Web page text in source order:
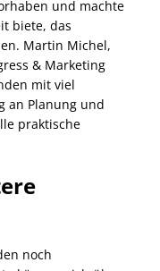
und machte
biete, das
Martin Michel,
& Marketing
mit viel
an Planung und
praktische
noch